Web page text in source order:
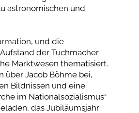
astronomischen und
und die
der Tuchmacher
Marktwesen thematisiert.
über Jacob Böhme bei,
Bildnissen und eine
im Nationalsozialismus“
das Jubiläumsjahr